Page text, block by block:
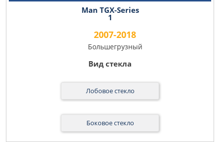
Man TGX-Series
1
2007-2018
Большегрузный
Лобовое стекло
Боковое стекло